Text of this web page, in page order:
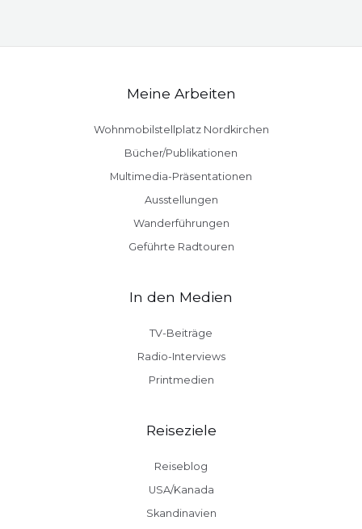
Meine Arbeiten
Wohnmobilstellplatz Nordkirchen
Bücher/Publikationen
Multimedia-Präsentationen
Ausstellungen
Wanderführungen
Geführte Radtouren
In den Medien
TV-Beiträge
Radio-Interviews
Printmedien
Reiseziele
Reiseblog
USA/Kanada
Skandinavien